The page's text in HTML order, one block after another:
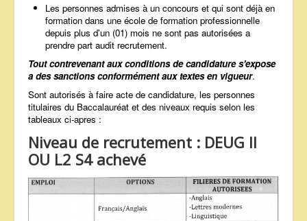
Les personnes admises à un concours et qui sont déjà en
formation dans une école de formation professionnelle
depuis plus d'un (01) mois ne sont pas autorisées a
prendre part audit recrutement.
Tout contrevenant aux conditions de candidature s'expose
a des sanctions conformément aux textes en vigueur.
Sont autorisés à faire acte de candidature, les personnes
titulaires du Baccalauréat et des niveaux requis selon les
tableaux ci-apres :
Niveau de recrutement : DEUG II
OU L2 S4 achevé